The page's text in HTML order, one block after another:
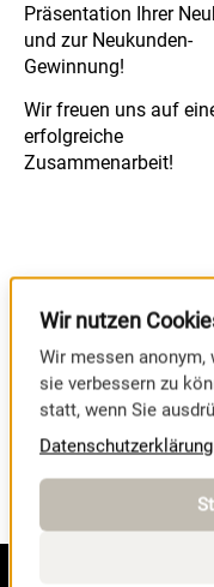
Präsentation Ihrer
und zur Neukunden-
Gewinnung!
Wir freuen uns auf
erfolgreiche
Zusammenarbeit!
Wir nutzen
Wir messen anonym,
sie verbessern zu
statt, wenn Sie
Datenschutzerklärung